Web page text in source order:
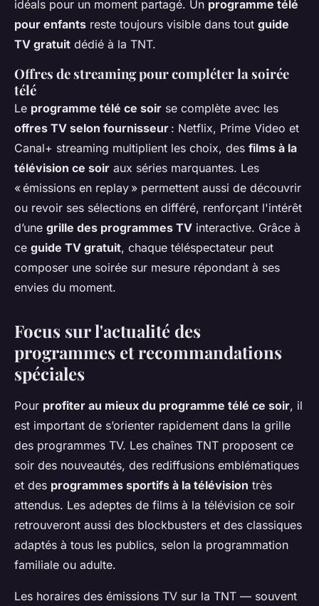
idéals pour un moment partagé. Un programme télé
pour enfants reste toujours visible dans tout guide
TV gratuit dédié à la TNT.
Offres de streaming pour compléter la soirée
télé
Le programme télé ce soir se complète avec les
offres TV selon fournisseur : Netflix, Prime Video et
Canal+ streaming multiplient les choix, des films à la
télévision ce soir aux séries marquantes. Les
« émissions en replay » permettent aussi de découvrir
ou revoir ses sélections en différé, renforçant l'intérêt
d’une grille des programmes TV interactive. Grâce à
ce guide TV gratuit, chaque téléspectateur peut
composer une soirée sur mesure répondant à ses
envies du moment.
Focus sur l'actualité des
programmes et recommandations
spéciales
Pour profiter au mieux du programme télé ce soir, il
est important de s’orienter rapidement dans la grille
des programmes TV. Les chaînes TNT proposent ce
soir des nouveautés, des rediffusions emblématiques
et des programmes sportifs à la télévision très
attendus. Les adeptes de films à la télévision ce soir
retrouveront aussi des blockbusters et des classiques
adaptés à tous les publics, selon la programmation
familiale ou adulte.
Les horaires des émissions TV sur la TNT — souvent